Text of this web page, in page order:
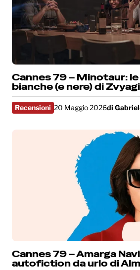
Cannes 79 – Minotaur:
bianche (e nere) di
Recensioni 20 Maggio 2026di
Cannes 79 – Amarga
autofiction da urlo di